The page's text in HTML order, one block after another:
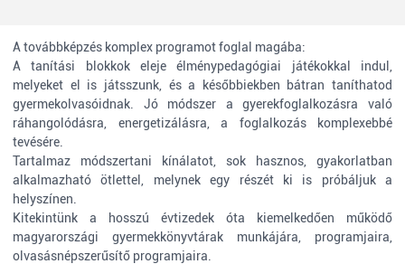
A továbbképzés komplex programot foglal magába:
A tanítási blokkok eleje élménypedagógiai játékokkal indul,
melyeket el is játsszunk, és a későbbiekben bátran taníthatod
gyermekolvasóidnak. Jó módszer a gyerekfoglalkozásra való
ráhangolódásra, energetizálásra, a foglalkozás komplexebbé
tevésére.
Tartalmaz módszertani kínálatot, sok hasznos, gyakorlatban
alkalmazható ötlettel, melynek egy részét ki is próbáljuk a
helyszínen.
Kitekintünk a hosszú évtizedek óta kiemelkedően működő
magyarországi gyermekkönyvtárak munkájára, programjaira,
olvasásnépszerűsítő programjaira.